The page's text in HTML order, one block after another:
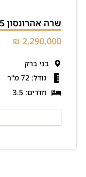
שרה אהרונסון 55 רמת גן
2,290,000 ₪
בני ברק
גודל: 72 מ"ר
חדרים: 3.5